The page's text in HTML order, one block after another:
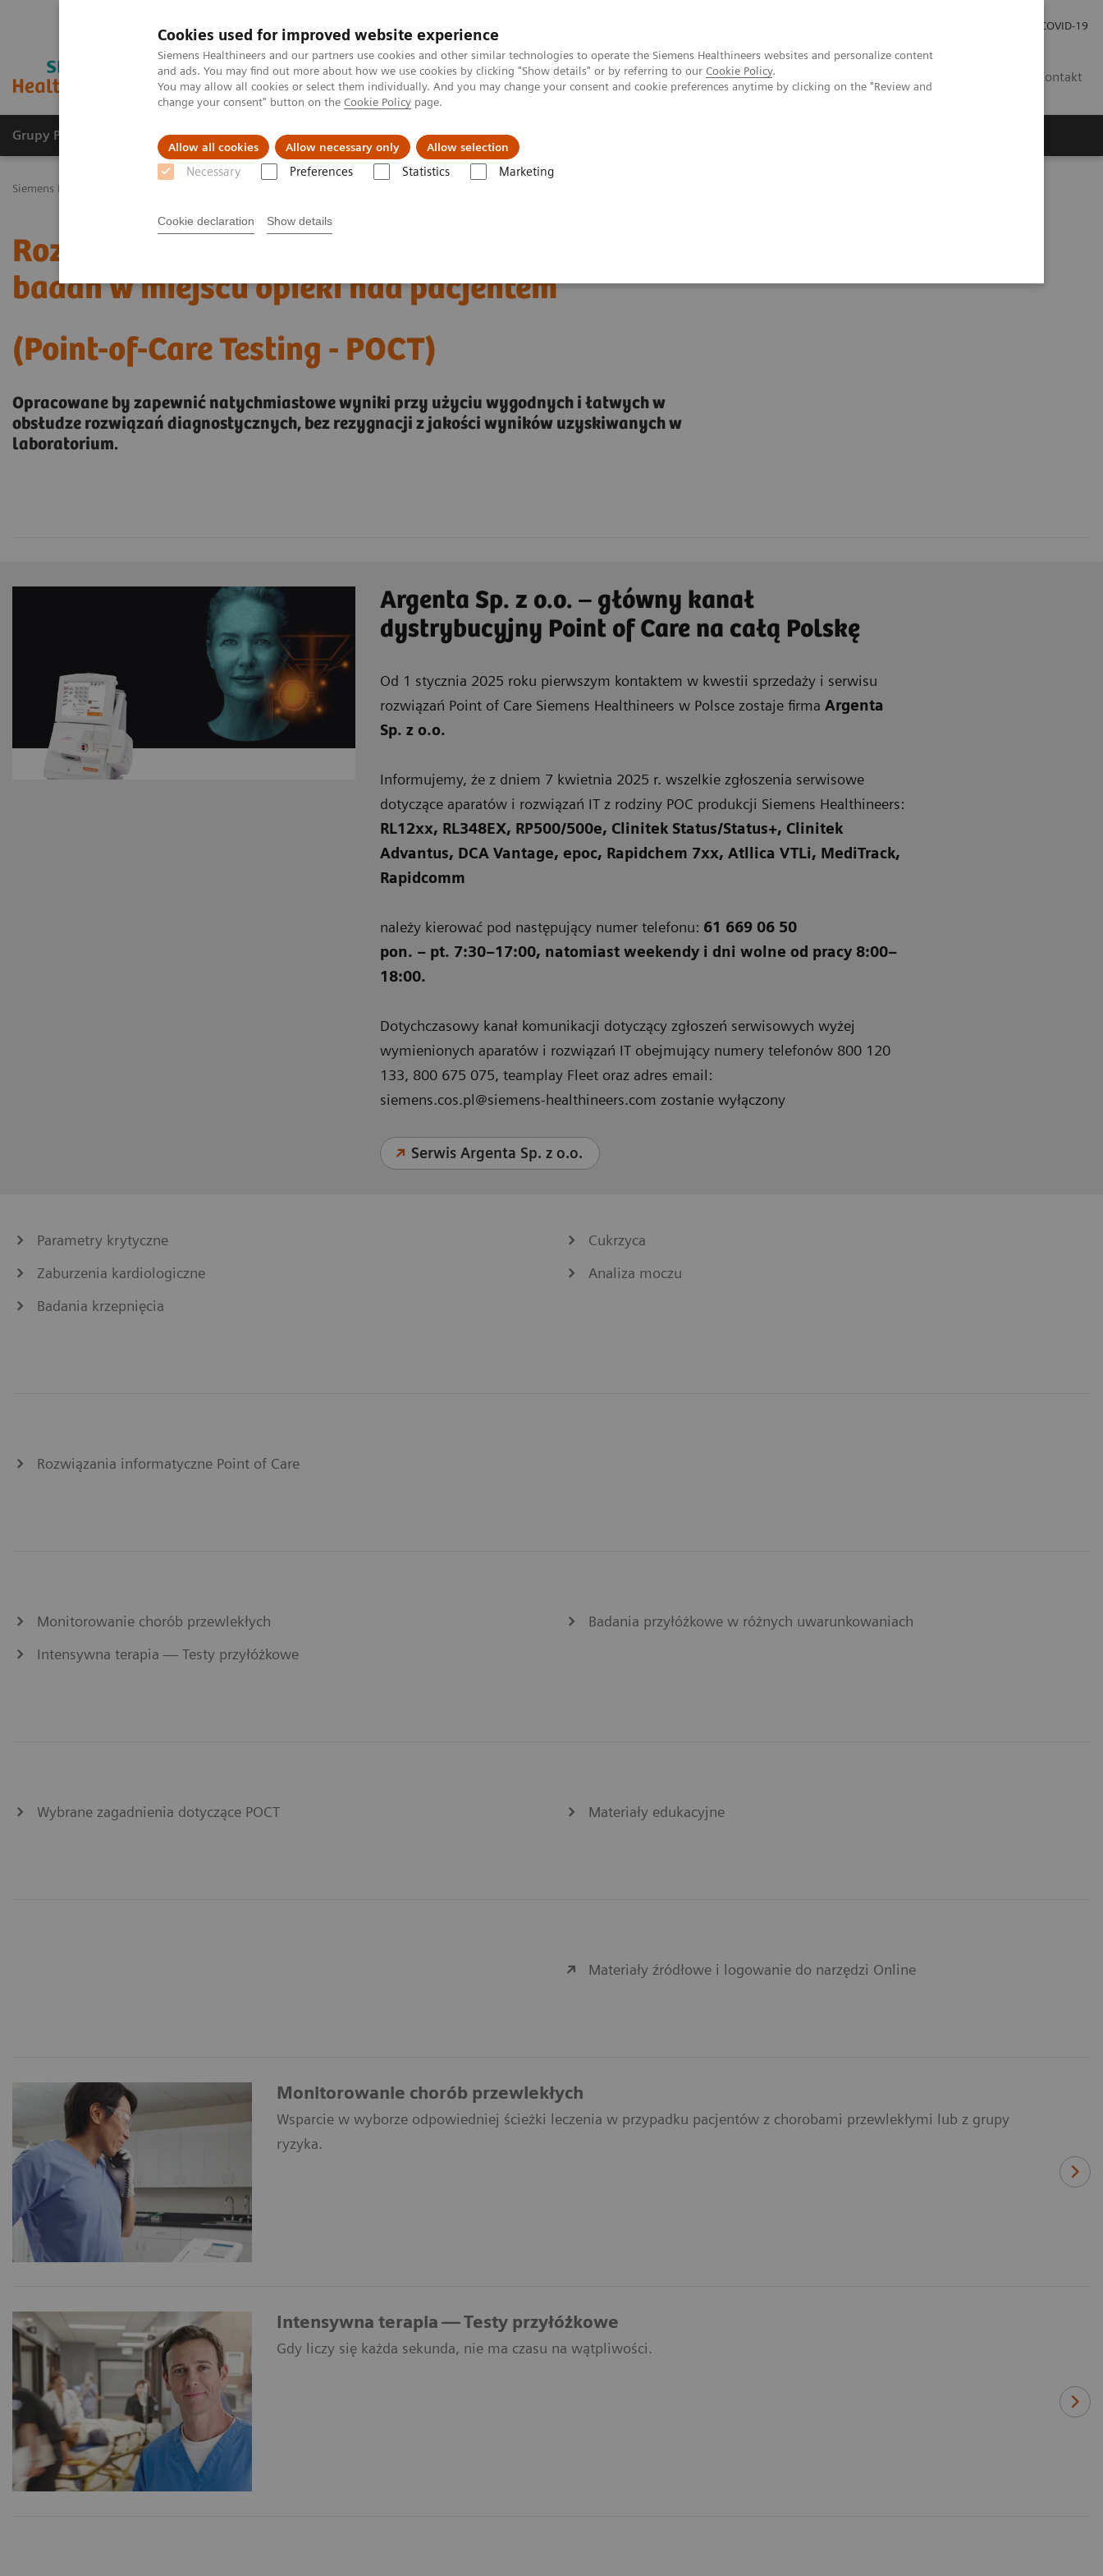
Cookies used for improved website experience
Siemens Healthineers and our partners use cookies and other similar technologies to operate the Siemens Healthineers websites and personalize content
and ads. You may find out more about how we use cookies by clicking "Show details" or by referring to our Cookie Policy.
You may allow all cookies or select them individually. And you may change your consent and cookie preferences anytime by clicking on the "Review and
change your consent" button on the Cookie Policy page.
Allow all cookies Allow necessary only Allow selection
Necessary Preferences Statistics Marketing
Cookie declaration Show details
COVID-19
Kontakt
Grupy Produktów O nas Edukacja i szkolenia
Siemens Healthineers Polska
Rozwiązania przeznaczone do wykonywania
badań w miejscu opieki nad pacjentem
(Point-of-Care Testing - POCT)
Opracowane by zapewnić natychmiastowe wyniki przy użyciu wygodnych i łatwych w
obsłudze rozwiązań diagnostycznych, bez rezygnacji z jakości wyników uzyskiwanych w
laboratorium.
Argenta Sp. z o.o. – główny kanał
dystrybucyjny Point of Care na całą Polskę
Od 1 stycznia 2025 roku pierwszym kontaktem w kwestii sprzedaży i serwisu
rozwiązań Point of Care Siemens Healthineers w Polsce zostaje firma Argenta
Sp. z o.o.
Informujemy, że z dniem 7 kwietnia 2025 r. wszelkie zgłoszenia serwisowe
dotyczące aparatów i rozwiązań IT z rodziny POC produkcji Siemens Healthineers:
RL12xx, RL348EX, RP500/500e, Clinitek Status/Status+, Clinitek
Advantus, DCA Vantage, epoc, Rapidchem 7xx, Atllica VTLi, MediTrack,
Rapidcomm
należy kierować pod następujący numer telefonu: 61 669 06 50
pon. – pt. 7:30–17:00, natomiast weekendy i dni wolne od pracy 8:00–
18:00.
Dotychczasowy kanał komunikacji dotyczący zgłoszeń serwisowych wyżej
wymienionych aparatów i rozwiązań IT obejmujący numery telefonów 800 120
133, 800 675 075, teamplay Fleet oraz adres email:
siemens.cos.pl@siemens-healthineers.com zostanie wyłączony
Serwis Argenta Sp. z o.o.
Parametry krytyczne
Zaburzenia kardiologiczne
Badania krzepnięcia
Cukrzyca
Analiza moczu
Rozwiązania informatyczne Point of Care
Monitorowanie chorób przewlekłych
Intensywna terapia — Testy przyłóżkowe
Badania przyłóżkowe w różnych uwarunkowaniach
Wybrane zagadnienia dotyczące POCT Materiały edukacyjne
Materiały źródłowe i logowanie do narzędzi Online
Monitorowanie chorób przewlekłych
Wsparcie w wyborze odpowiedniej ścieżki leczenia w przypadku pacjentów z chorobami przewlekłymi lub z grupy
ryzyka.
Intensywna terapia — Testy przyłóżkowe
Gdy liczy się każda sekunda, nie ma czasu na wątpliwości.